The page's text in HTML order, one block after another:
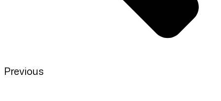
Previous